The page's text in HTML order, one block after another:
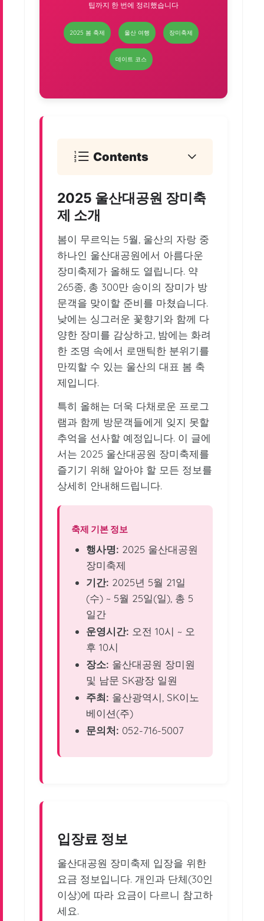
팁까지 한 번에 정리했습니다
2025 봄 축제 울산 여행 장미축제
데이트 코스
Contents
2025 울산대공원 장미축
제 소개
봄이 무르익는 5월, 울산의 자랑 중
하나인 울산대공원에서 아름다운
장미축제가 올해도 열립니다. 약
265종, 총 300만 송이의 장미가 방
문객을 맞이할 준비를 마쳤습니다.
낮에는 싱그러운 꽃향기와 함께 다
양한 장미를 감상하고, 밤에는 화려
한 조명 속에서 로맨틱한 분위기를
만끽할 수 있는 울산의 대표 봄 축
제입니다.
특히 올해는 더욱 다채로운 프로그
램과 함께 방문객들에게 잊지 못할
추억을 선사할 예정입니다. 이 글에
서는 2025 울산대공원 장미축제를
즐기기 위해 알아야 할 모든 정보를
상세히 안내해드립니다.
축제 기본 정보
행사명: 2025 울산대공원
장미축제
기간: 2025년 5월 21일
(수) ~ 5월 25일(일), 총 5
일간
운영시간: 오전 10시 ~ 오
후 10시
장소: 울산대공원 장미원
및 남문 SK광장 일원
주최: 울산광역시, SK이노
베이션(주)
문의처: 052-716-5007
입장료 정보
울산대공원 장미축제 입장을 위한
요금 정보입니다. 개인과 단체(30인
이상)에 따라 요금이 다르니 참고하
세요.